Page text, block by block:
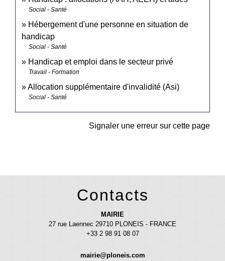
Social - Santé
Hébergement d'une personne en situation de
handicap
Social - Santé
Handicap et emploi dans le secteur privé
Travail - Formation
Allocation supplémentaire d'invalidité (Asi)
Social - Santé
Signaler une erreur sur cette page
Contacts
MAIRIE
27 rue Laennec 29710 PLONEIS - FRANCE
+33 2 98 91 08 07
mairie@ploneis.com